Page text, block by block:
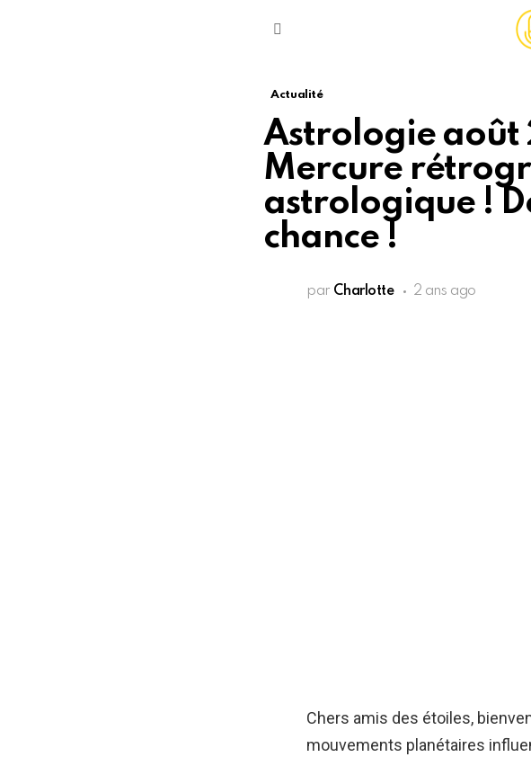
Actualité
Astrologie août
Mercure
astrologique !
chance !
par Charlotte 2 ans ago
Chers amis des étoiles,
mouvements planétaires